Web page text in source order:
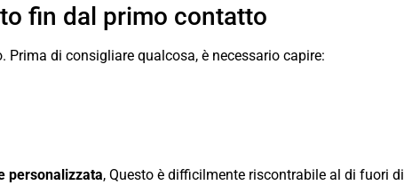
fin dal primo contatto
di consigliare qualcosa, è necessario capire:
personalizzata, Questo è difficilmente riscontrabile al di fuori di